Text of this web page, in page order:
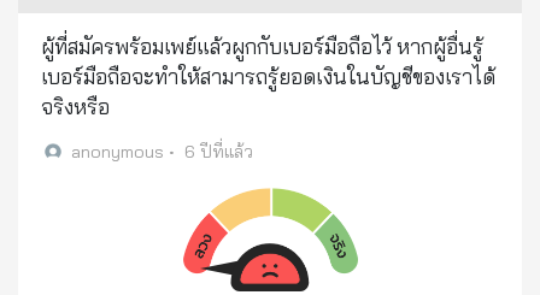
ผู้ที่สมัครพร้อมเพย์แล้วผูกกับเบอร์มือถือไว้ หากผู้อื่นรู้
เบอร์มือถือจะทำให้สามารถรู้ยอดเงินในบัญชีของเราได้
จริงหรือ
anonymous • 6 ปีที่แล้ว